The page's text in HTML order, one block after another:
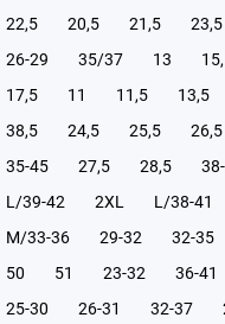
22,5
20,5 21,5 23,5
26-29
35/37 13
17,5
11 11,5 13,5
38,5
24,5 25,5 26,5
35-45
27,5 28,5
L/39-42
2XL L/38-41
М/33-36
29-32 32-35
50
51 23-32 36-41
25-30
26-31 32-37